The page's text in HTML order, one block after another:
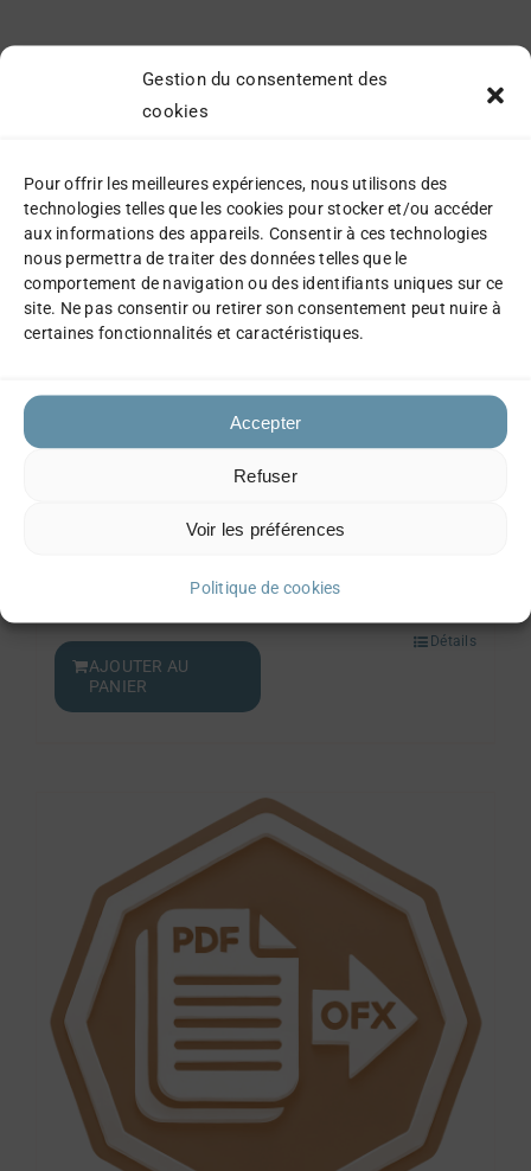
Gestion du consentement des
cookies
Pour offrir les meilleures expériences, nous utilisons des
technologies telles que les cookies pour stocker et/ou accéder
aux informations des appareils. Consentir à ces technologies
nous permettra de traiter des données telles que le
comportement de navigation ou des identifiants uniques sur ce
site. Ne pas consentir ou retirer son consentement peut nuire à
certaines fonctionnalités et caractéristiques.
Accepter
Refuser
Voir les préférences
Politique de cookies
AJOUTER AU
PANIER
Détails